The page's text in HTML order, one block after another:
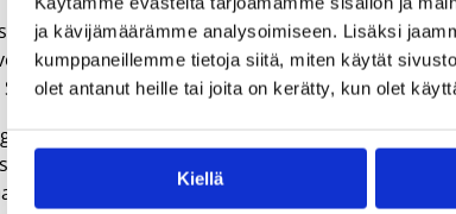
ja kävijämäärämme analysoimiseen. Lisäksi
kumppaneillemme tietoja siitä, miten käytät
olet antanut heille tai joita on kerätty, kun olet
Kiellä
puolivälieriin päättänyt Helsinki Seagulls
MM-karsintaotteluitakin pelannut 26-
riveihin.
ilmoitti solmineensa sopimuksen Suomen
kaikkien aikojen eniten maaotteluita Suomi-
kasassa olemaan melkoinen nippu Korisliiga-